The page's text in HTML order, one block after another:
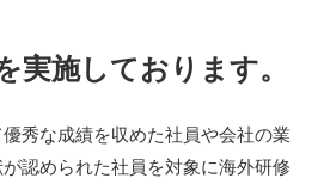
実施しております。
秀な成績を収めた社員や会社の業
認められた社員を対象に海外研修